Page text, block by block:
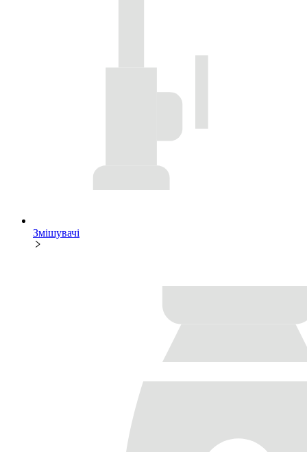
Змішувачі